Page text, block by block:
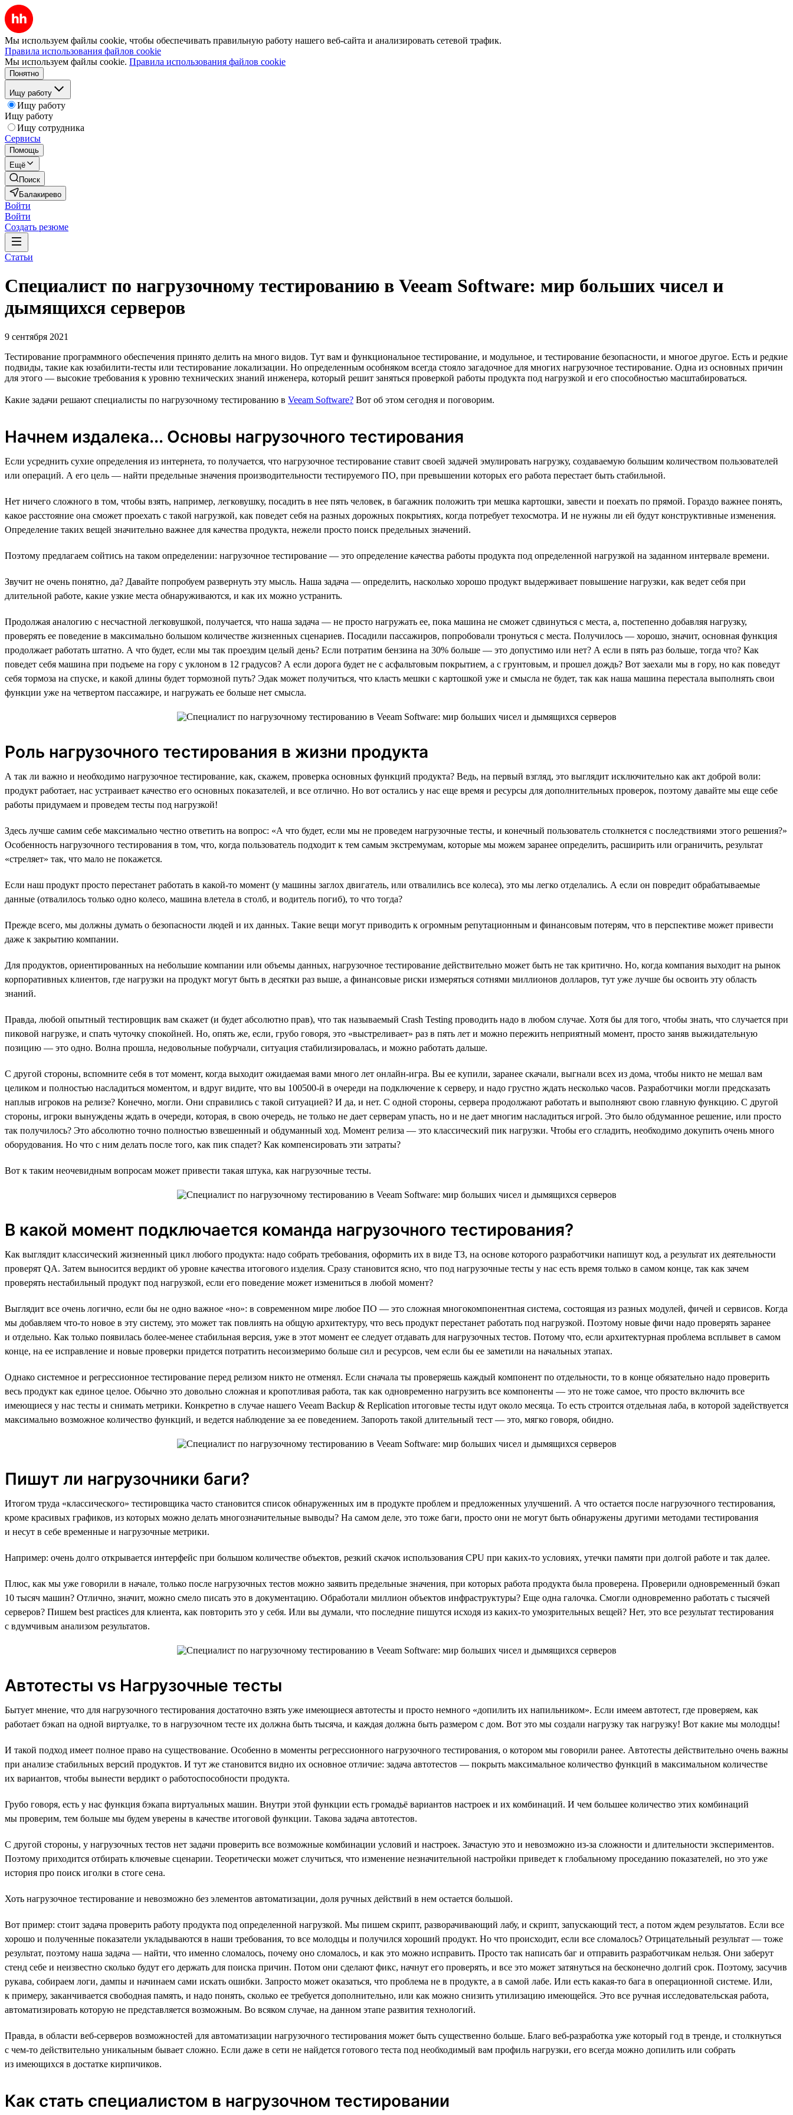
Мы используем файлы cookie, чтобы обеспечивать правильную работу нашего веб-сайта и анализировать сетевой трафик.
Правила использования файлов cookie
Мы используем файлы cookie. Правила использования файлов cookie
Понятно
Ищу работу
Ищу работу
Ищу работу
Ищу сотрудника
Сервисы
Помощь
Ещё
Поиск
Балакирево
Войти
Войти
Создать резюме
Статьи
Специалист по нагрузочному тестированию в Veeam Software: мир больших чисел и
дымящихся серверов
9 сентября 2021
Тестирование программного обеспечения принято делить на много видов. Тут вам и функциональное тестирование, и модульное, и тестирование безопасности, и многое другое. Есть и редкие
подвиды, такие как юзабилити-тесты или тестирование локализации. Но определенным особняком всегда стояло загадочное для многих нагрузочное тестирование. Одна из основных причин
для этого — высокие требования к уровню технических знаний инженера, который решит заняться проверкой работы продукта под нагрузкой и его способностью масштабироваться.
Какие задачи решают специалисты по нагрузочному тестированию в Veeam Software? Вот об этом сегодня и поговорим.
Начнем издалека... Основы нагрузочного тестирования
Если усреднить сухие определения из интернета, то получается, что нагрузочное тестирование ставит своей задачей эмулировать нагрузку, создаваемую большим количеством пользователей
или операций. А его цель — найти предельные значения производительности тестируемого ПО, при превышении которых его работа перестает быть стабильной.
Нет ничего сложного в том, чтобы взять, например, легковушку, посадить в нее пять человек, в багажник положить три мешка картошки, завести и поехать по прямой. Гораздо важнее понять,
какое расстояние она сможет проехать с такой нагрузкой, как поведет себя на разных дорожных покрытиях, когда потребует техосмотра. И не нужны ли ей будут конструктивные изменения.
Определение таких вещей значительно важнее для качества продукта, нежели просто поиск предельных значений.
Поэтому предлагаем сойтись на таком определении: нагрузочное тестирование — это определение качества работы продукта под определенной нагрузкой на заданном интервале времени.
Звучит не очень понятно, да? Давайте попробуем развернуть эту мысль. Наша задача — определить, насколько хорошо продукт выдерживает повышение нагрузки, как ведет себя при
длительной работе, какие узкие места обнаруживаются, и как их можно устранить.
Продолжая аналогию с несчастной легковушкой, получается, что наша задача — не просто нагружать ее, пока машина не сможет сдвинуться с места, а, постепенно добавляя нагрузку,
проверять ее поведение в максимально большом количестве жизненных сценариев. Посадили пассажиров, попробовали тронуться с места. Получилось — хорошо, значит, основная функция
продолжает работать штатно. А что будет, если мы так проездим целый день? Если потратим бензина на 30% больше — это допустимо или нет? А если в пять раз больше, тогда что? Как
поведет себя машина при подъеме на гору с уклоном в 12 градусов? А если дорога будет не с асфальтовым покрытием, а с грунтовым, и прошел дождь? Вот заехали мы в гору, но как поведут
себя тормоза на спуске, и какой длины будет тормозной путь? Эдак может получиться, что класть мешки с картошкой уже и смысла не будет, так как наша машина перестала выполнять свои
функции уже на четвертом пассажире, и нагружать ее больше нет смысла.
Роль нагрузочного тестирования в жизни продукта
А так ли важно и необходимо нагрузочное тестирование, как, скажем, проверка основных функций продукта? Ведь, на первый взгляд, это выглядит исключительно как акт доброй воли:
продукт работает, нас устраивает качество его основных показателей, и все отлично. Но вот остались у нас еще время и ресурсы для дополнительных проверок, поэтому давайте мы еще себе
работы придумаем и проведем тесты под нагрузкой!
Здесь лучше самим себе максимально честно ответить на вопрос: «А что будет, если мы не проведем нагрузочные тесты, и конечный пользователь столкнется с последствиями этого решения?»
Особенность нагрузочного тестирования в том, что, когда пользователь подходит к тем самым экстремумам, которые мы можем заранее определить, расширить или ограничить, результат
«стреляет» так, что мало не покажется.
Если наш продукт просто перестанет работать в какой-то момент (у машины заглох двигатель, или отвалились все колеса), это мы легко отделались. А если он повредит обрабатываемые
данные (отвалилось только одно колесо, машина влетела в столб, и водитель погиб), то что тогда?
Прежде всего, мы должны думать о безопасности людей и их данных. Такие вещи могут приводить к огромным репутационным и финансовым потерям, что в перспективе может привести
даже к закрытию компании.
Для продуктов, ориентированных на небольшие компании или объемы данных, нагрузочное тестирование действительно может быть не так критично. Но, когда компания выходит на рынок
корпоративных клиентов, где нагрузки на продукт могут быть в десятки раз выше, а финансовые риски измеряться сотнями миллионов долларов, тут уже лучше бы освоить эту область
знаний.
Правда, любой опытный тестировщик вам скажет (и будет абсолютно прав), что так называемый Crash Testing проводить надо в любом случае. Хотя бы для того, чтобы знать, что случается при
пиковой нагрузке, и спать чуточку спокойней. Но, опять же, если, грубо говоря, это «выстреливает» раз в пять лет и можно пережить неприятный момент, просто заняв выжидательную
позицию — это одно. Волна прошла, недовольные побурчали, ситуация стабилизировалась, и можно работать дальше.
С другой стороны, вспомните себя в тот момент, когда выходит ожидаемая вами много лет онлайн-игра. Вы ее купили, заранее скачали, выгнали всех из дома, чтобы никто не мешал вам
целиком и полностью насладиться моментом, и вдруг видите, что вы 100500-й в очереди на подключение к серверу, и надо грустно ждать несколько часов. Разработчики могли предсказать
наплыв игроков на релизе? Конечно, могли. Они справились с такой ситуацией? И да, и нет. С одной стороны, сервера продолжают работать и выполняют свою главную функцию. С другой
стороны, игроки вынуждены ждать в очереди, которая, в свою очередь, не только не дает серверам упасть, но и не дает многим насладиться игрой. Это было обдуманное решение, или просто
так получилось? Это абсолютно точно полностью взвешенный и обдуманный ход. Момент релиза — это классический пик нагрузки. Чтобы его сгладить, необходимо докупить очень много
оборудования. Но что с ним делать после того, как пик спадет? Как компенсировать эти затраты?
Вот к таким неочевидным вопросам может привести такая штука, как нагрузочные тесты.
В какой момент подключается команда нагрузочного тестирования?
Как выглядит классический жизненный цикл любого продукта: надо собрать требования, оформить их в виде ТЗ, на основе которого разработчики напишут код, а результат их деятельности
проверят QA. Затем выносится вердикт об уровне качества итогового изделия. Сразу становится ясно, что под нагрузочные тесты у нас есть время только в самом конце, так как зачем
проверять нестабильный продукт под нагрузкой, если его поведение может измениться в любой момент?
Выглядит все очень логично, если бы не одно важное «но»: в современном мире любое ПО — это сложная многокомпонентная система, состоящая из разных модулей, фичей и сервисов. Когда
мы добавляем что-то новое в эту систему, это может так повлиять на общую архитектуру, что весь продукт перестанет работать под нагрузкой. Поэтому новые фичи надо проверять заранее
и отдельно. Как только появилась более-менее стабильная версия, уже в этот момент ее следует отдавать для нагрузочных тестов. Потому что, если архитектурная проблема всплывет в самом
конце, на ее исправление и новые проверки придется потратить несоизмеримо больше сил и ресурсов, чем если бы ее заметили на начальных этапах.
Однако системное и регрессионное тестирование перед релизом никто не отменял. Если сначала ты проверяешь каждый компонент по отдельности, то в конце обязательно надо проверить
весь продукт как единое целое. Обычно это довольно сложная и кропотливая работа, так как одновременно нагрузить все компоненты — это не тоже самое, что просто включить все
имеющиеся у нас тесты и снимать метрики. Конкретно в случае нашего Veeam Backup & Replication итоговые тесты идут около месяца. То есть строится отдельная лаба, в которой задействуется
максимально возможное количество функций, и ведется наблюдение за ее поведением. Запороть такой длительный тест — это, мягко говоря, обидно.
Пишут ли нагрузочники баги?
Итогом труда «классического» тестировщика часто становится список обнаруженных им в продукте проблем и предложенных улучшений. А что остается после нагрузочного тестирования,
кроме красивых графиков, из которых можно делать многозначительные выводы? На самом деле, это тоже баги, просто они не могут быть обнаружены другими методами тестирования
и несут в себе временные и нагрузочные метрики.
Например: очень долго открывается интерфейс при большом количестве объектов, резкий скачок использования CPU при каких-то условиях, утечки памяти при долгой работе и так далее.
Плюс, как мы уже говорили в начале, только после нагрузочных тестов можно заявить предельные значения, при которых работа продукта была проверена. Проверили одновременный бэкап
10 тысяч машин? Отлично, значит, можно смело писать это в документацию. Обработали миллион объектов инфраструктуры? Еще одна галочка. Смогли одновременно работать с тысячей
серверов? Пишем best practices для клиента, как повторить это у себя. Или вы думали, что последние пишутся исходя из каких-то умозрительных вещей? Нет, это все результат тестирования
с вдумчивым анализом результатов.
Автотесты vs Нагрузочные тесты
Бытует мнение, что для нагрузочного тестирования достаточно взять уже имеющиеся автотесты и просто немного «допилить их напильником». Если имеем автотест, где проверяем, как
работает бэкап на одной виртуалке, то в нагрузочном тесте их должна быть тысяча, и каждая должна быть размером с дом. Вот это мы создали нагрузку так нагрузку! Вот какие мы молодцы!
И такой подход имеет полное право на существование. Особенно в моменты регрессионного нагрузочного тестирования, о котором мы говорили ранее. Автотесты действительно очень важны
при анализе стабильных версий продуктов. И тут же становится видно их основное отличие: задача автотестов — покрыть максимальное количество функций в максимальном количестве
их вариантов, чтобы вынести вердикт о работоспособности продукта.
Грубо говоря, есть у нас функция бэкапа виртуальных машин. Внутри этой функции есть громадьё вариантов настроек и их комбинаций. И чем большее количество этих комбинаций
мы проверим, тем больше мы будем уверены в качестве итоговой функции. Такова задача автотестов.
С другой стороны, у нагрузочных тестов нет задачи проверить все возможные комбинации условий и настроек. Зачастую это и невозможно из-за сложности и длительности экспериментов.
Поэтому приходится отбирать ключевые сценарии. Теоретически может случиться, что изменение незначительной настройки приведет к глобальному проседанию показателей, но это уже
история про поиск иголки в стоге сена.
Хоть нагрузочное тестирование и невозможно без элементов автоматизации, доля ручных действий в нем остается большой.
Вот пример: стоит задача проверить работу продукта под определенной нагрузкой. Мы пишем скрипт, разворачивающий лабу, и скрипт, запускающий тест, а потом ждем результатов. Если все
хорошо и полученные показатели укладываются в наши требования, то все молодцы и получился хороший продукт. Но что происходит, если все сломалось? Отрицательный результат — тоже
результат, поэтому наша задача — найти, что именно сломалось, почему оно сломалось, и как это можно исправить. Просто так написать баг и отправить разработчикам нельзя. Они заберут
стенд себе и неизвестно сколько будут его держать для поиска причин. Потом они сделают фикс, начнут его проверять, и все это может затянуться на бесконечно долгий срок. Поэтому, засучив
рукава, собираем логи, дампы и начинаем сами искать ошибки. Запросто может оказаться, что проблема не в продукте, а в самой лабе. Или есть какая-то бага в операционной системе. Или,
к примеру, заканчивается свободная память, и надо понять, сколько ее требуется дополнительно, или как можно снизить утилизацию имеющейся. Это все ручная исследовательская работа,
автоматизировать которую не представляется возможным. Во всяком случае, на данном этапе развития технологий.
Правда, в области веб-серверов возможностей для автоматизации нагрузочного тестирования может быть существенно больше. Благо веб-разработка уже который год в тренде, и столкнуться
с чем-то действительно уникальным бывает сложно. Если даже в сети не найдется готового теста под необходимый вам профиль нагрузки, его всегда можно допилить или собрать
из имеющихся в достатке кирпичиков.
Как стать специалистом в нагрузочном тестировании